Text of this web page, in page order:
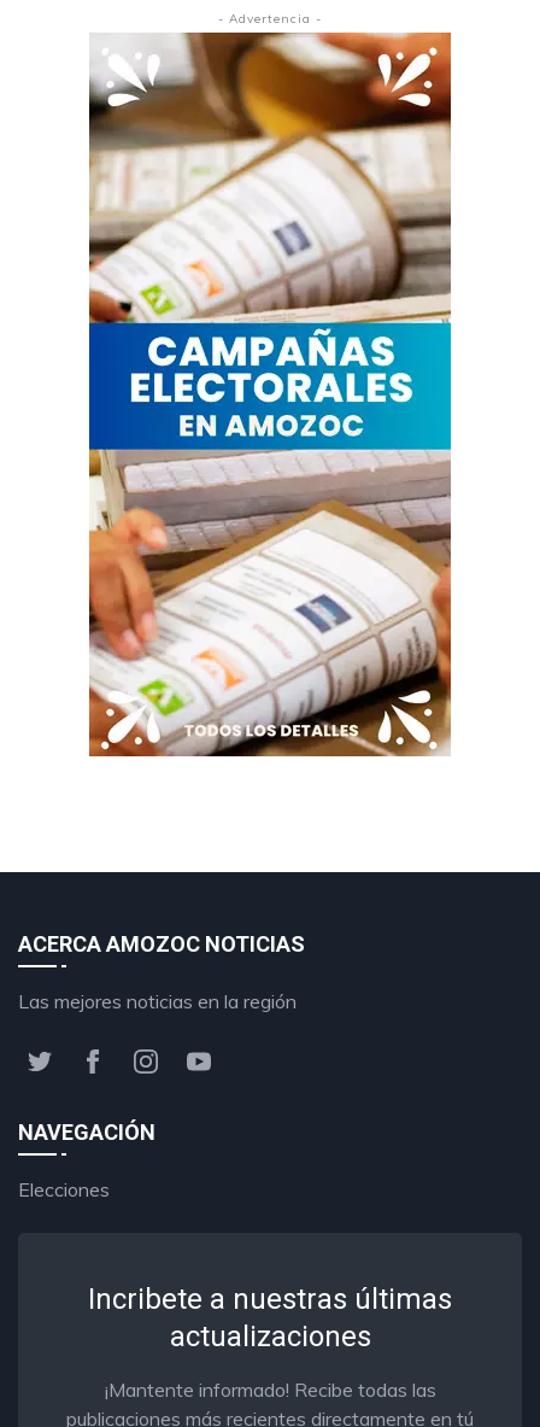
- Advertencia -
ACERCA AMOZOC NOTICIAS
Las mejores noticias en la región
NAVEGACIÓN
Elecciones
Incribete a nuestras últimas
actualizaciones
¡Mantente informado! Recibe todas las
publicaciones más recientes directamente en tú